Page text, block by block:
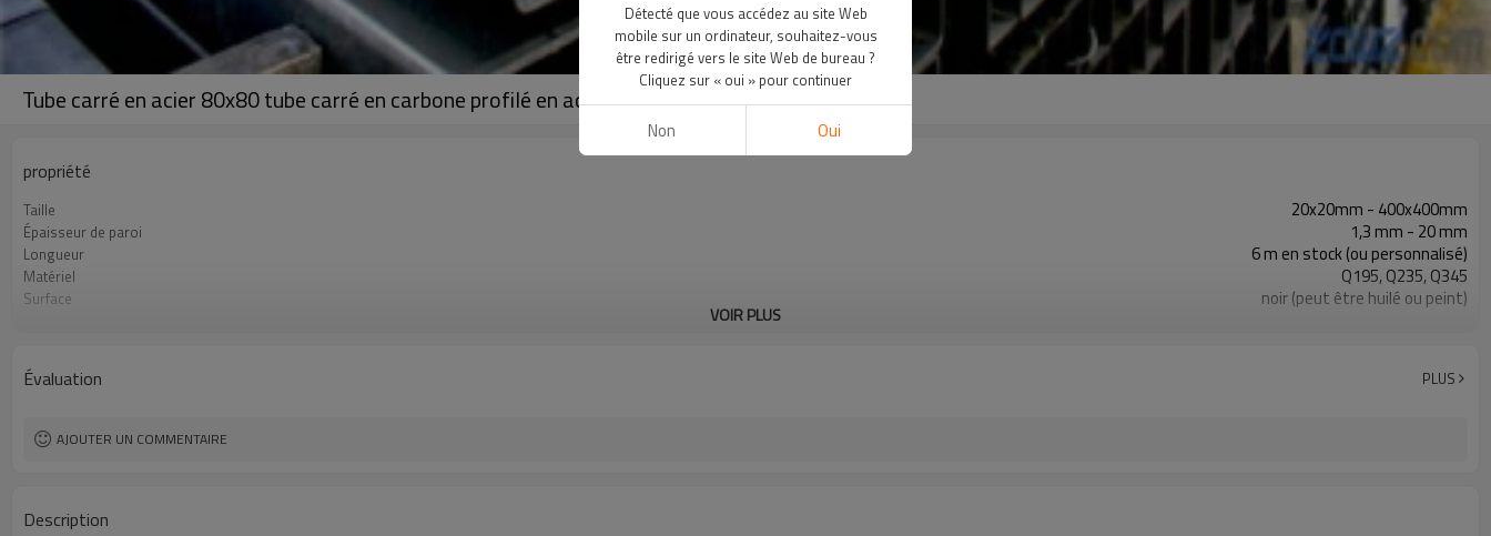
Tube carré en acier 80x80 tube carré en carbone profilé en acier au carbone doux
propriété
Taille 20x20mm - 400x400mm
Épaisseur de paroi 1,3 mm - 20 mm
Longueur 6 m en stock (ou personnalisé)
Matériel Q195, Q235, Q345
Surface noir (peut être huilé ou peint)
Lignes de production
Capacité de production 800 000 tonnes par an
VOIR PLUS
Évaluation PLUS
AJOUTER UN COMMENTAIRE
Description
Détecté que vous accédez au site Web
mobile sur un ordinateur, souhaitez-vous
être redirigé vers le site Web de bureau ?
Cliquez sur « oui » pour continuer
Non Oui